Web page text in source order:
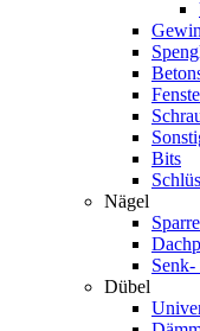
Bits
Nägel
Dübel